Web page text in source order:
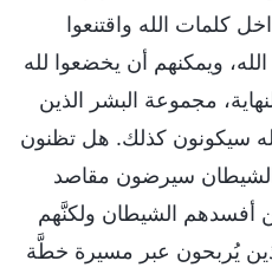
كلمات الله واقتنعوا
ويمكنهم أن يخضعوا لله
مجموعة البشر الذين
سيكونون كذلك. هل تظنون
الشيطان سيرضون مقاصد
أفسدهم الشيطان ولكنَّهم
يُربحون عبر مسيرة خطَّة